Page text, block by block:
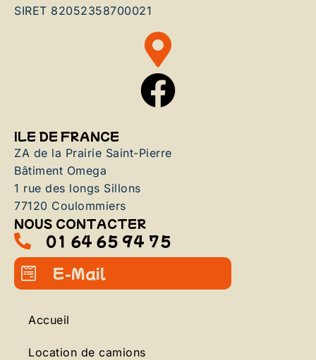
SIRET 82052358700021
ILE DE FRANCE
ZA de la Prairie Saint-Pierre
Bâtiment Omega
1 rue des longs Sillons
77120 Coulommiers
NOUS CONTACTER
01 64 65 94 75
E-Mail
Accueil
Location de camions